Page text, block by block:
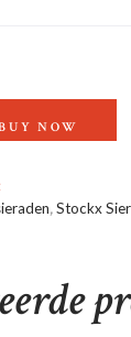
NOW
,Stockx